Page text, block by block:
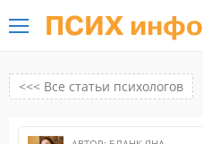
ПСИХ инфо
<<< Все статьи психологов